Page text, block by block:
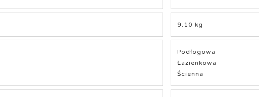
9.10 kg
Podłogowa
Łazienkowa
Ścienna